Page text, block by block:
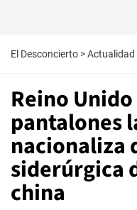
El Desconcierto >Actualidad
Reino
pantalones
nacionaliza
siderúrgica
china